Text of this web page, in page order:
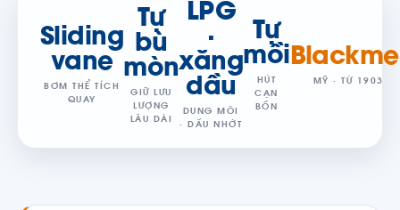
Sliding
vane
BƠM THỂ TÍCH
QUAY
Tự
bù
mòn
GIỮ LƯU
LƯỢNG
LÂU DÀI
LPG
·
xăng
dầu
DUNG MÔI
· DẦU NHỚT
Tự
mồi
HÚT
CẠN
BỒN
MỸ · TỪ 1903